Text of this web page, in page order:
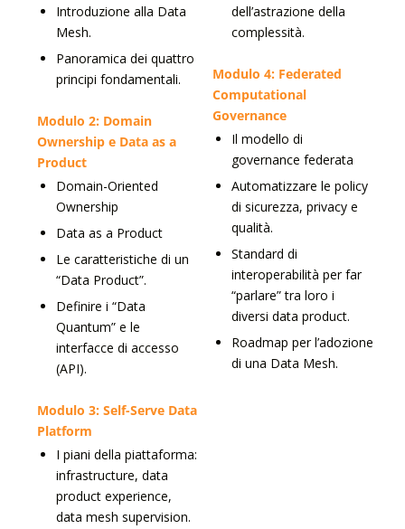
Introduzione alla Data
Mesh.
Panoramica dei quattro
principi fondamentali.
Modulo 2: Domain
Ownership e Data as a
Product
Domain-Oriented
Ownership
Data as a Product
Le caratteristiche di un
“Data Product”.
Definire i “Data
Quantum” e le
interfacce di accesso
(API).
Modulo 3: Self-Serve Data
Platform
I piani della piattaforma:
infrastructure, data
product experience,
data mesh supervision.
dell’astrazione della
complessità.
Modulo 4: Federated
Computational
Governance
Il modello di
governance federata
Automatizzare le policy
di sicurezza, privacy e
qualità.
Standard di
interoperabilità per far
“parlare” tra loro i
diversi data product.
Roadmap per l’adozione
di una Data Mesh.